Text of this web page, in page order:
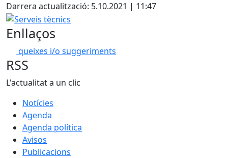
Darrera actualització: 5.10.2021 | 11:47
Serveis tècnics
Enllaços
queixes i/o suggeriments
RSS
L'actualitat a un clic
Notícies
Agenda
Agenda política
Avisos
Publicacions